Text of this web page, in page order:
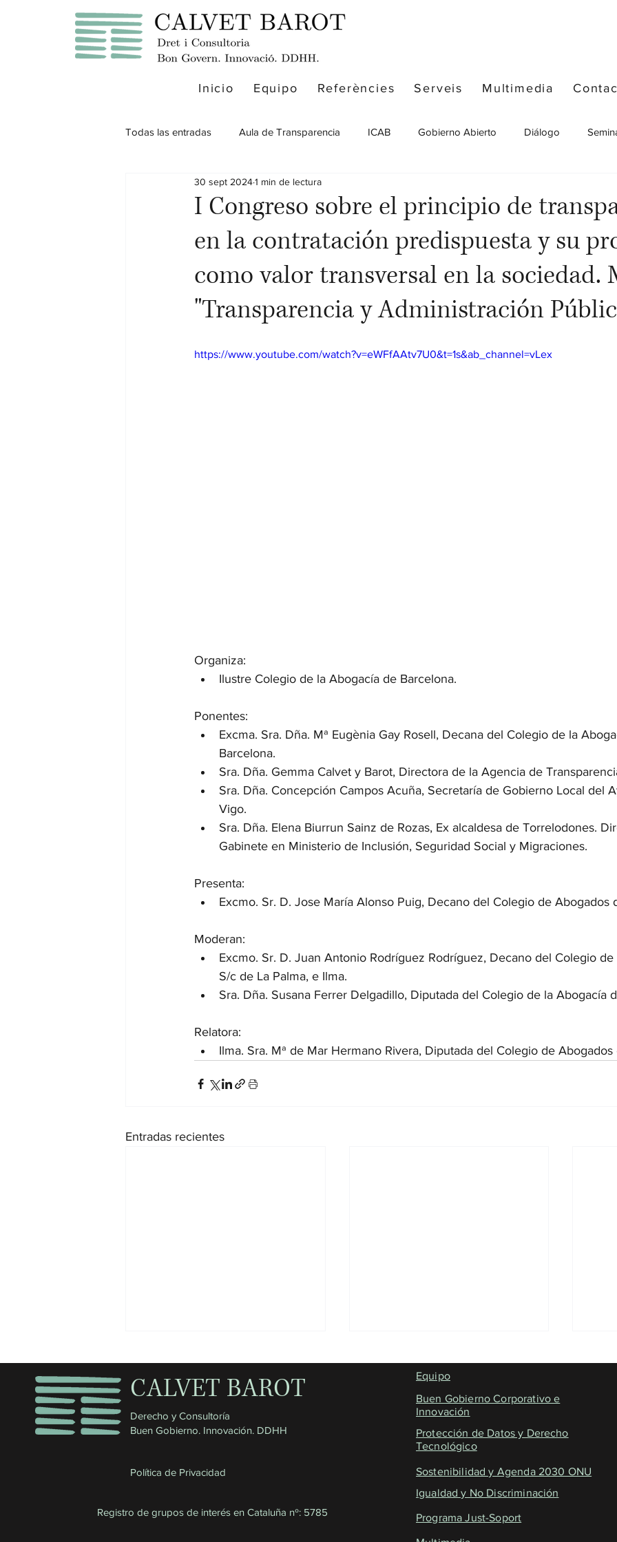
Inicio Equipo Referències Serveis Multimedia
Todas las entradas Aula de Transparencia ICAB Gobierno Abierto Diálogo
I Congreso sobre el principio de
en la contratación predispuesta y su
como valor transversal en la sociedad.
"Transparencia y Administración
30 sept 20241 min de lectura
https://www.youtube.com/watch?v=eWFfAAtv7U0&t=1s&ab_channel=vLex
Organiza:
Ilustre Colegio de la Abogacía de Barcelona.
Ponentes:
Excma. Sra. Dña. Mª Eugènia Gay Rosell, Decana del Colegio de la
Barcelona.
Sra. Dña. Gemma Calvet y Barot, Directora de la Agencia de
Sra. Dña. Concepción Campos Acuña, Secretaría de Gobierno Local del
Vigo.
Sra. Dña. Elena Biurrun Sainz de Rozas, Ex alcaldesa de Torrelodones.
Gabinete en Ministerio de Inclusión, Seguridad Social y Migraciones.
Presenta:
Excmo. Sr. D. Jose María Alonso Puig, Decano del Colegio de Abogados
Moderan:
Excmo. Sr. D. Juan Antonio Rodríguez Rodríguez, Decano del Colegio
S/c de La Palma, e Ilma.
Sra. Dña. Susana Ferrer Delgadillo, Diputada del Colegio de la Abogacía
Relatora:
Ilma. Sra. Mª de Mar Hermano Rivera, Diputada del Colegio de Abogados
Entradas recientes
El liderazgo institucional de la
integridad (4.º Seminario
Segunda mesa redonda de la 7a
Aula de Transparencia - AMB
CALVET BAROT
Derecho y Consultoría
Buen Gobierno. Innovación. DDHH
Política de Privacidad
Registro de grupos de interés en Cataluña nº: 5785
Equipo
Buen Gobierno Corporativo e
Innovación
Protección de Datos y Derecho
Tecnológico
Sostenibilidad y Agenda 2030 ONU
Igualdad y No Discriminación
Programa Just-Soport